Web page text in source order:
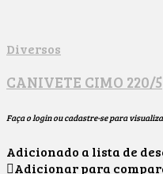
Diversos
CANIVETE CIMO 220/5
Faça o login ou cadastre-se para
Adicionado a lista de
Adicionar para